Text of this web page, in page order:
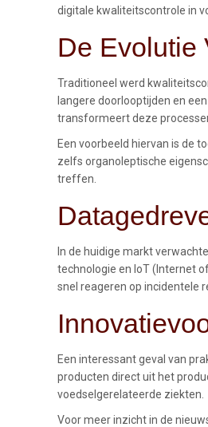
digitale kwaliteitscontrole in
De Evolutie
Traditioneel werd
langere doorlooptijden en
transformeert deze
Een voorbeeld hiervan is de
zelfs organoleptische
treffen.
In de huidige markt
technologie en IoT (Internet
snel reageren op incidentele
Een interessant geval van
producten direct uit het
voedselgerelateerde ziekten.
Voor meer inzicht in de